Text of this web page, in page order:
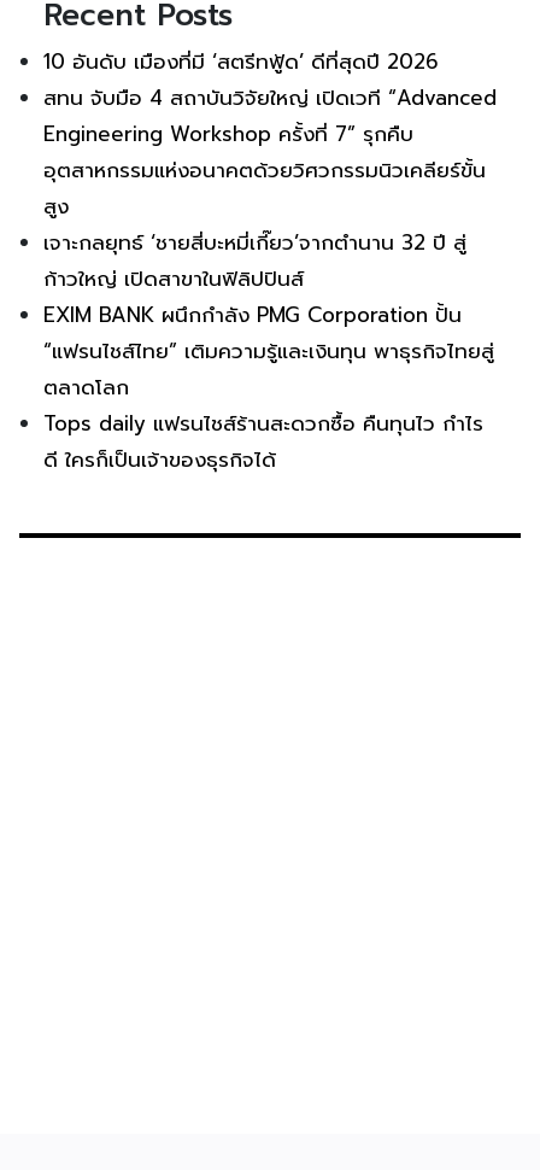
Recent Posts
10 อันดับ เมืองที่มี ‘สตรีทฟู้ด’ ดีที่สุดปี 2026
สทน จับมือ 4 สถาบันวิจัยใหญ่ เปิดเวที “Advanced
Engineering Workshop ครั้งที่ 7” รุกคืบ
อุตสาหกรรมแห่งอนาคตด้วยวิศวกรรมนิวเคลียร์ขั้น
สูง
เจาะกลยุทธ์ ‘ชายสี่บะหมี่เกี๊ยว’จากตำนาน 32 ปี สู่
ก้าวใหญ่ เปิดสาขาในฟิลิปปินส์
EXIM BANK ผนึกกำลัง PMG Corporation ปั้น
“แฟรนไชส์ไทย” เติมความรู้และเงินทุน พาธุรกิจไทยสู่
ตลาดโลก
Tops daily แฟรนไชส์ร้านสะดวกซื้อ คืนทุนไว กำไร
ดี ใครก็เป็นเจ้าของธุรกิจได้